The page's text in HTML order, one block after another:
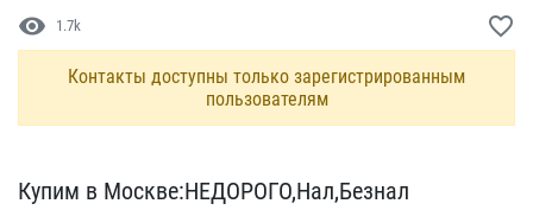
visibility 1.7k favorite_border
Контакты доступны только зарегистрированным
пользователям
Купим в Москве:НЕДОРОГО,​Нал,Безнал